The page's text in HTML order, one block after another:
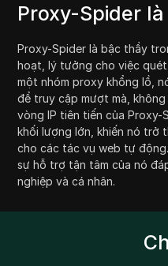
Proxy-Spider là
Proxy-Spider là bậc thầy
hoạt, lý tưởng cho việc
một nhóm proxy khổng lồ,
để truy cập mượt mà,
vòng IP tiên tiến của
khối lượng lớn, khiến nó trở
cho các tác vụ web tự
sự hỗ trợ tận tâm của nó
nghiệp và cá nhân.